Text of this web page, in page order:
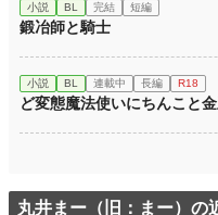
小説 BL 完結 短編
鍛冶師と騎士
小説 BL 連載中 長編 R18
ど変態魔法使いにちんこと
丸井まー（旧：まー）の